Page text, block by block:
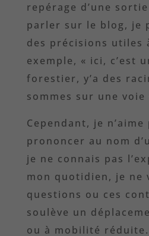
repérage d’une sortie
parler sur le blog, je
des précisions utiles
exemple, « ici, c’est
forestier, y’a des
sommes sur une
Cependant, je n’aime
prononcer au nom
je ne connais pas
mon quotidien, je ne
questions ou ces
soulève un
ou à mobilité réduite.